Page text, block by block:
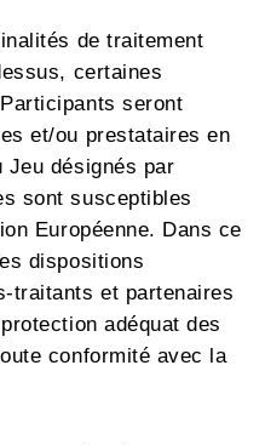
de traitement
certaines
seront
et/ou prestataires en
Jeu désignés par
sont susceptibles
Européenne. Dans ce
dispositions
traitants et partenaires
adéquat des
conformité avec la